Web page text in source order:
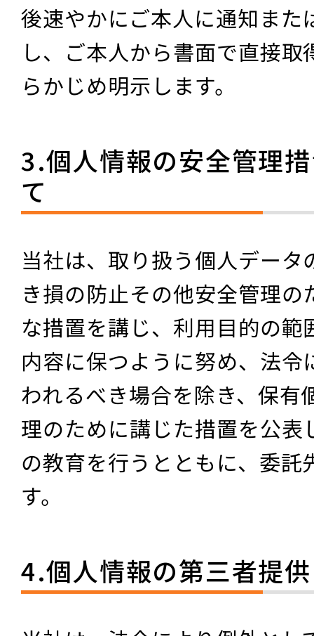
後速やかにご本人に通知また
し、ご本人から書面で直接
らかじめ明示します。
3.個人情報の安全管理
て
当社は、取り扱う個人デー
き損の防止その他安全管理
な措置を講じ、利用目的の
内容に保つように努め、法令
われるべき場合を除き、保有
理のために講じた措置を公表
の教育を行うとともに、委託
す。
4.個人情報の第三者提